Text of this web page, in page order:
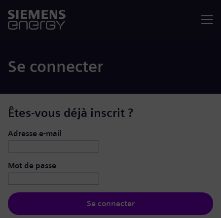
Se connecter
Êtes-vous déjà inscrit ?
Se connecter : nom d’utilisateur et mot de passe
Adresse e-mail
Mot de passe
Se connecter